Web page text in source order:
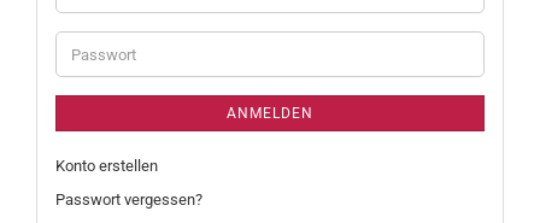
Mail-
Adresse
Passwort
ANMELDEN
Konto erstellen
Passwort vergessen?